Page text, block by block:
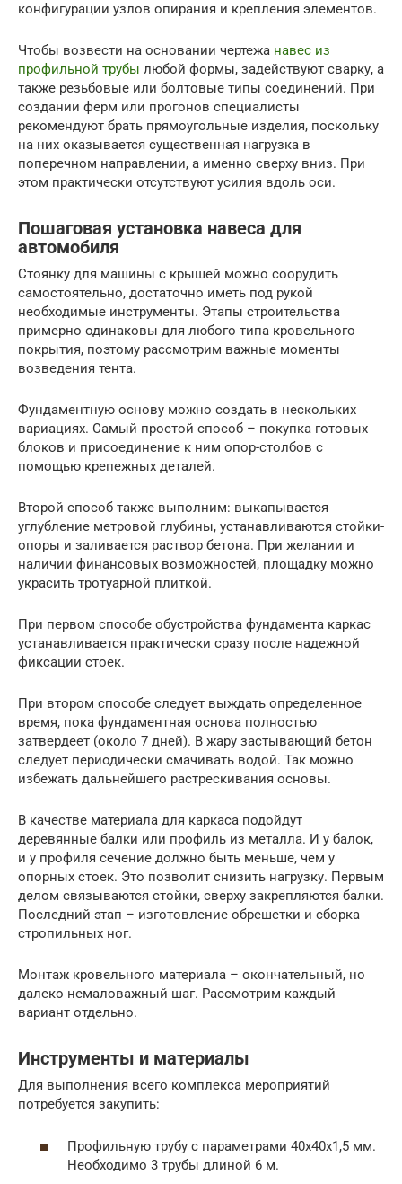
конфигурации узлов опирания и крепления элементов.
Чтобы возвести на основании чертежа навес из
профильной трубы любой формы, задействуют сварку, а
также резьбовые или болтовые типы соединений. При
создании ферм или прогонов специалисты
рекомендуют брать прямоугольные изделия, поскольку
на них оказывается существенная нагрузка в
поперечном направлении, а именно сверху вниз. При
этом практически отсутствуют усилия вдоль оси.
Пошаговая установка навеса для
автомобиля
Стоянку для машины с крышей можно соорудить
самостоятельно, достаточно иметь под рукой
необходимые инструменты. Этапы строительства
примерно одинаковы для любого типа кровельного
покрытия, поэтому рассмотрим важные моменты
возведения тента.
Фундаментную основу можно создать в нескольких
вариациях. Самый простой способ – покупка готовых
блоков и присоединение к ним опор-столбов с
помощью крепежных деталей.
Второй способ также выполним: выкапывается
углубление метровой глубины, устанавливаются стойки-
опоры и заливается раствор бетона. При желании и
наличии финансовых возможностей, площадку можно
украсить тротуарной плиткой.
При первом способе обустройства фундамента каркас
устанавливается практически сразу после надежной
фиксации стоек.
При втором способе следует выждать определенное
время, пока фундаментная основа полностью
затвердеет (около 7 дней). В жару застывающий бетон
следует периодически смачивать водой. Так можно
избежать дальнейшего растрескивания основы.
В качестве материала для каркаса подойдут
деревянные балки или профиль из металла. И у балок,
и у профиля сечение должно быть меньше, чем у
опорных стоек. Это позволит снизить нагрузку. Первым
делом связываются стойки, сверху закрепляются балки.
Последний этап – изготовление обрешетки и сборка
стропильных ног.
Монтаж кровельного материала – окончательный, но
далеко немаловажный шаг. Рассмотрим каждый
вариант отдельно.
Инструменты и материалы
Для выполнения всего комплекса мероприятий
потребуется закупить:
Профильную трубу с параметрами 40х40х1,5 мм.
Необходимо 3 трубы длиной 6 м.